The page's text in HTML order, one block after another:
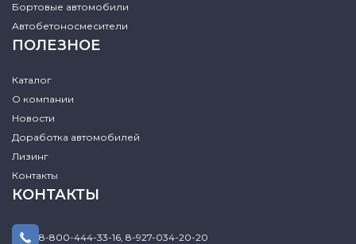
Бортовые автомобили
Автобетоносмесители
ПОЛЕЗНОЕ
Каталог
О компании
Новости
Доработка автомобилей
Лизинг
Контакты
КОНТАКТЫ
8-800-444-33-16, 8-927-034-20-20